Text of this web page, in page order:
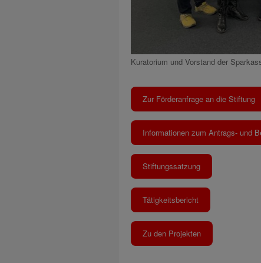
Kuratorium und Vorstand der
Zur Förderanfrage an die Stiftung
Informationen zum Antrags- und
Stiftungssatzung
Tätigkeitsbericht
Zu den Projekten